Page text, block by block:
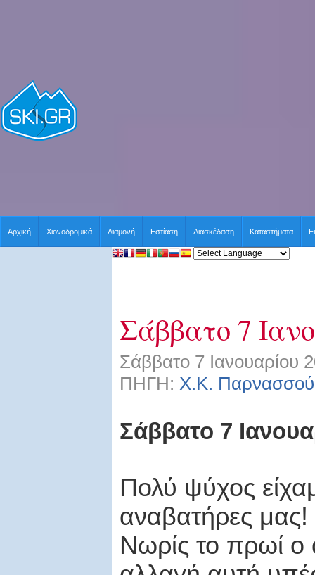
Αρχική Χιονοδρομικά Διαμονή Εστίαση Διασκέδαση Καταστήματα
Σάββατο 7
Σάββατο 7 Ιανουαρίου
ΠΗΓΗ: Χ.Κ. Παρνασσού
Σάββατο 7
Πολύ ψύχος
αναβατήρες μας!
Νωρίς το πρωί ο